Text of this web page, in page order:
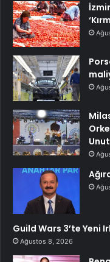
Guild Wars 3’te Yeni
Ağustos 8, 2026